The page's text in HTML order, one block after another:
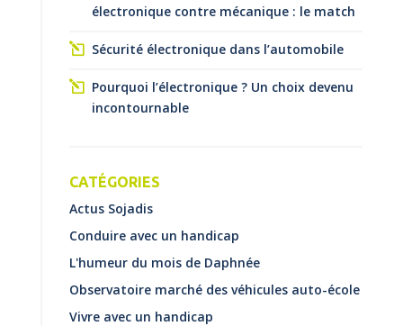
électronique contre mécanique : le match
Sécurité électronique dans l’automobile
Pourquoi l’électronique ? Un choix devenu
incontournable
CATÉGORIES
Actus Sojadis
Conduire avec un handicap
L'humeur du mois de Daphnée
Observatoire marché des véhicules auto-école
Vivre avec un handicap